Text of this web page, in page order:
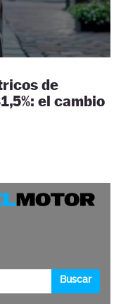
de
el cambio